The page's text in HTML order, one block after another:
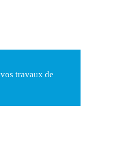
vos travaux de